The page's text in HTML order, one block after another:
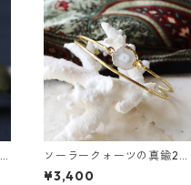
ソーラークォーツの真鍮2連
バングル
¥3,400